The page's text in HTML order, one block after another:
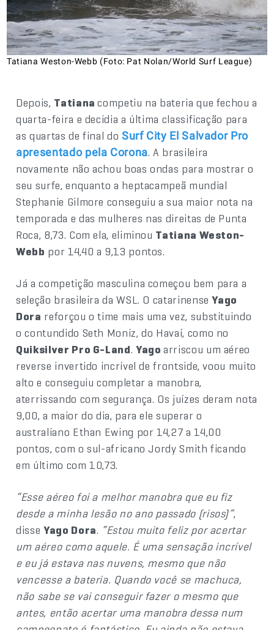
Tatiana Weston-Webb (Foto: Pat Nolan/World Surf League)
Depois, Tatianacompetiu na bateria que fechou a
quarta-feira e decidia a última classificação para
as quartas de final do Surf City El Salvador Pro
apresentado pela Corona. A brasileira
novamente não achou boas ondas para mostrar o
seu surfe, enquanto a heptacampeã mundial
Stephanie Gilmore conseguiu a sua maior nota na
temporada e das mulheres nas direitas de Punta
Roca, 8,73. Com ela, eliminou Tatiana Weston-
Webb por 14,40 a 9,13 pontos.
Já a competição masculina começou bem para a
seleção brasileira da WSL. O catarinenseYago
Dora reforçou o time mais uma vez, substituindo
o contundido Seth Moniz, do Havaí, como no
Quiksilver Pro G-Land. Yagoarriscou um aéreo
reverse invertido incrível de frontside, voou muito
alto e conseguiu completar a manobra,
aterrissando com segurança. Os juízes deram nota
9,00, a maior do dia, para ele superar o
australiano Ethan Ewing por 14,27 a 14,00
pontos, com o sul-africano Jordy Smith ficando
em último com 10,73.
“Esse aéreo foi a melhor manobra que eu fiz
desde a minha lesão no ano passado (risos)”,
disseYago Dora. “Estou muito feliz por acertar
um aéreo como aquele. É uma sensação incrível
e eu já estava nas nuvens, mesmo que não
vencesse a bateria. Quando você se machuca,
não sabe se vai conseguir fazer o mesmo que
antes, então acertar uma manobra dessa num